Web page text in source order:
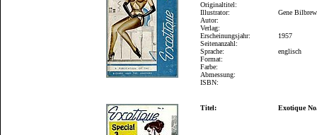
Originaltitel:
Illustrator:
Autor:
Verlag:
Erscheinungsjahr:
Seitenanzahl:
Sprache:
Format:
Farbe:
Abmessung:
ISBN:
Gene Bilbrew
1957
englisch
Titel: Exotique